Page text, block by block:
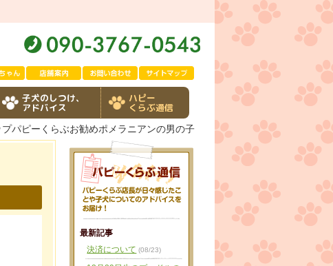
子犬のしつけ、
アドバイス
ハピー
くらぶ通信
パピーくらぶお勧めポメラニアンの男の子
最新記事
決済について (08/23)